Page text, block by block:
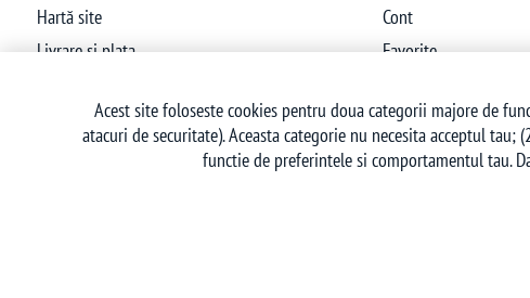
Hartă site
Livrare si plata
Termeni si conditii
Politica retur
Cont
Favorite
Acest site foloseste cookies pentru doua categorii majore de
atacuri de securitate). Aceasta categorie nu necesita acceptul
functie de preferintele si comportamentul tau.